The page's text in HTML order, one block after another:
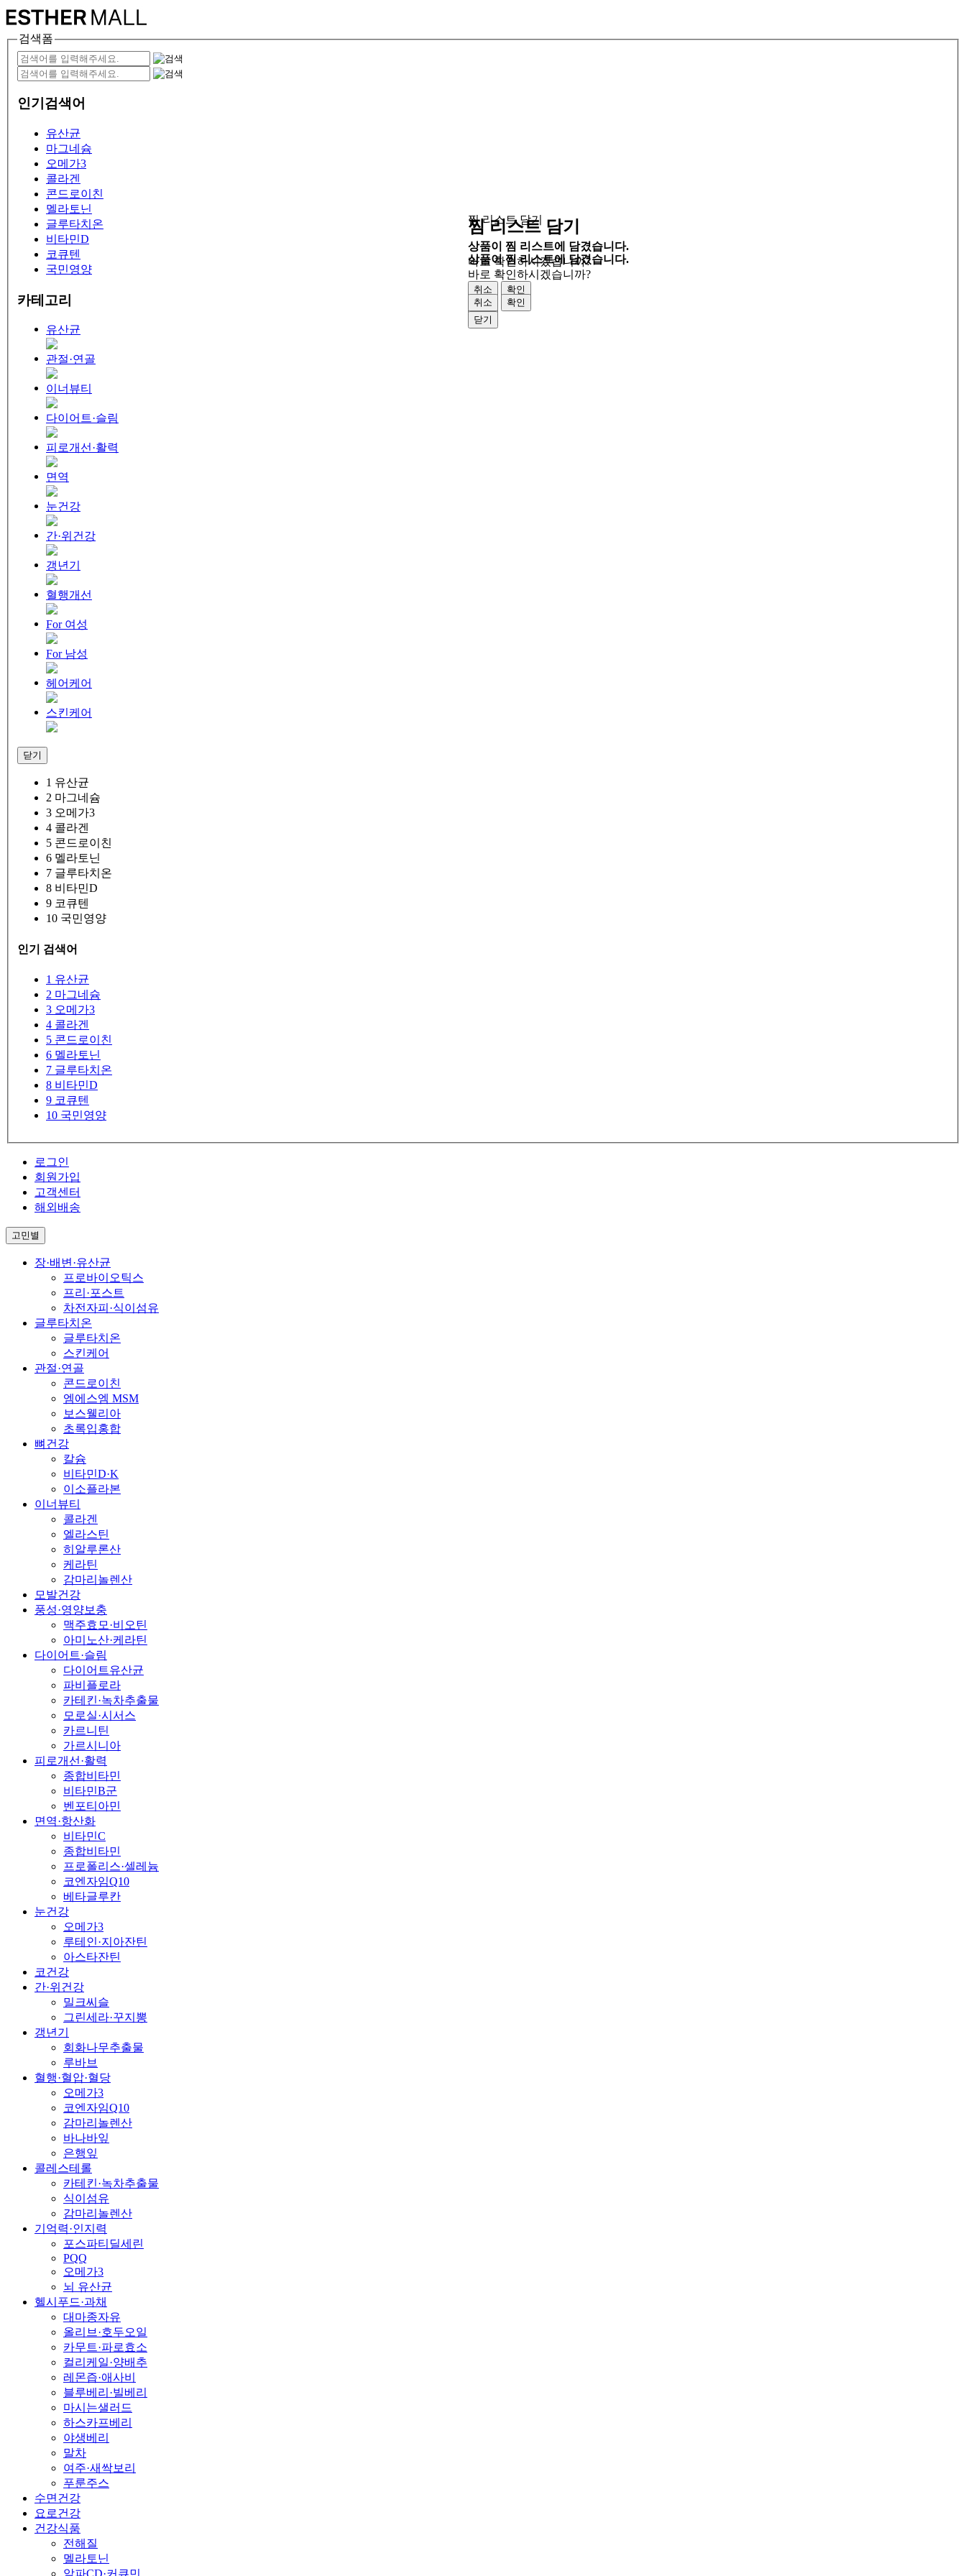
검색폼
인기검색어
유산균
마그네슘
오메가3
콜라겐
콘드로이친
멜라토닌
글루타치온
비타민D
코큐텐
국민영양
카테고리
유산균
관절·연골
이너뷰티
다이어트·슬림
피로개선·활력
면역
눈건강
간·위건강
갱년기
혈행개선
For 여성
For 남성
헤어케어
스킨케어
닫기
1 유산균
2 마그네슘
3 오메가3
4 콜라겐
5 콘드로이친
6 멜라토닌
7 글루타치온
8 비타민D
9 코큐텐
10 국민영양
인기 검색어
1 유산균
2 마그네슘
3 오메가3
4 콜라겐
5 콘드로이친
6 멜라토닌
7 글루타치온
8 비타민D
9 코큐텐
10 국민영양
로그인
회원가입
고객센터
해외배송
고민별
장·배변·유산균
프로바이오틱스
프리·포스트
차전자피·식이섬유
글루타치온
글루타치온
스킨케어
관절·연골
콘드로이친
엠에스엠 MSM
보스웰리아
초록입홍합
뼈건강
칼슘
비타민D·K
이소플라본
이너뷰티
콜라겐
엘라스틴
히알루론산
케라틴
감마리놀렌산
모발건강
풍성·영양보충
맥주효모·비오틴
아미노산·케라틴
다이어트·슬림
다이어트유산균
파비플로라
카테킨·녹차추출물
모로실·시서스
카르니틴
가르시니아
피로개선·활력
종합비타민
비타민B군
벤포티아민
면역·항산화
비타민C
종합비타민
프로폴리스·셀레늄
코엔자임Q10
베타글루칸
눈건강
오메가3
루테인·지아잔틴
아스타잔틴
코건강
간·위건강
밀크씨슬
그린세라·꾸지뽕
갱년기
회화나무추출물
루바브
혈행·혈압·혈당
오메가3
코엔자임Q10
감마리놀렌산
바나바잎
은행잎
콜레스테롤
카테킨·녹차추출물
식이섬유
감마리놀렌산
기억력·인지력
포스파티딜세린
PQQ
오메가3
뇌 유산균
헬시푸드·과채
대마종자유
올리브·호두오일
카무트·파로효소
컬리케일·양배추
레몬즙·애사비
블루베리·빌베리
마시는샐러드
하스카프베리
야생베리
말차
여주·새싹보리
푸룬주스
수면건강
요로건강
건강식품
전해질
멜라토닌
알파CD·커큐민
찜 리스트 담기
상품이 찜 리스트에 담겼습니다.
바로 확인하시겠습니까?
취소
확인
닫기
찜 리스트 담기
상품이 찜 리스트에 담겼습니다.
바로 확인하시겠습니까?
취소
확인
닫기